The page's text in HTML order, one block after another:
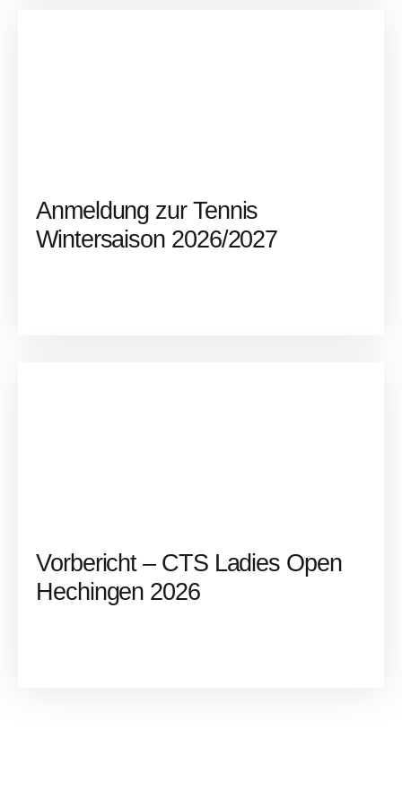
Anmeldung zur Tennis
Wintersaison 2026/2027
Vorbericht – CTS Ladies Open
Hechingen 2026